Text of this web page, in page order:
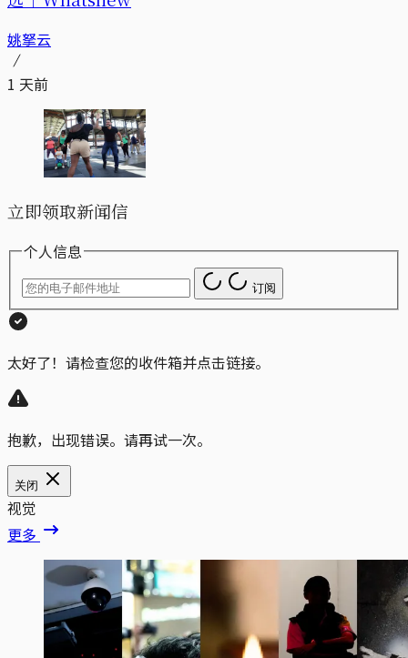
姚拏云
1 天前
立即领取新闻信
个人信息
订阅
太好了！请检查您的收件箱并点击链接。
抱歉，出现错误。请再试一次。
关闭
视觉
更多